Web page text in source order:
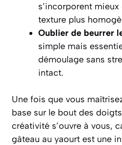
s’incorporent
texture plus
Oublier de beurrer
simple mais
démoulage sans
intact.
Une fois que vous
base sur le bout des
créativité s’ouvre à vous,
gâteau au yaourt est une